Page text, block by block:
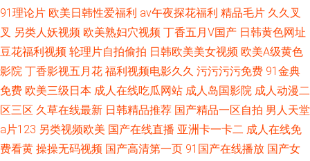
91理论片 欧美日韩性爱福利 av午夜探花福利 精品毛片 久久叉
叉 另类人妖视频 欧美熟妇穴视频 丁香五月V国产 日韩黄色网址
豆花福利视频 轮理片自拍偷拍 日韩欧美美女视频 欧美A级黄色
影院 丁香影视五月花 福利视频电影久久 污污污污免费 91金典
免费 欧美三级日本 成人在线吃瓜网站 成人岛国影院 成人动漫二
区三区 久草在线最新 日韩精品推荐 国产精品一区自拍 男人天堂
a片123 另类视频欧美 国产在线直播 亚洲卡一卡二 成人在线免
费看黄 操操无码视频 国产高清第一页 91国产在线播放 国产女